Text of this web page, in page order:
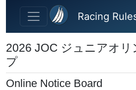
Skip to main content
Racing
2026 JOC ジュニアオリ
プ
Online Notice Board